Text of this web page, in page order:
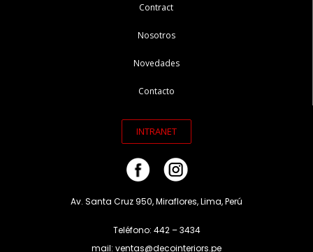
Contract
Nosotros
Novedades
Contacto
INTRANET
Av. Santa Cruz 950, Miraflores, Lima, Perú
Teléfono: 442 – 3434
mail: ventas@decointeriors.pe